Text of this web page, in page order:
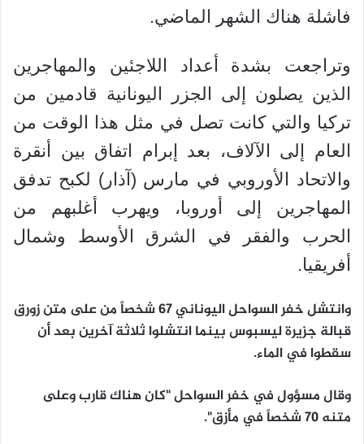
فاشلة هناك الشهر الماضي.
وتراجعت بشدة أعداد اللاجئين والمهاجرين
الذين يصلون إلى الجزر اليونانية قادمين من
تركيا والتي كانت تصل في مثل هذا الوقت من
العام إلى الآلاف، بعد إبرام اتفاق بين أنقرة
والاتحاد الأوروبي في مارس (آذار) لكبح تدفق
المهاجرين إلى أوروبا، ويهرب أغلبهم من
الحرب والفقر في الشرق الأوسط وشمال
أفريقيا.
وانتشل خفر السواحل اليوناني 67 شخصاً من على متن زورق
قبالة جزيرة ليسبوس بينما انتشلوا ثلاثة آخرين بعد أن
سقطوا في الماء.
وقال مسؤول في خفر السواحل "كان هناك قارب وعلى
متنه 70 شخصاً في مأزق".